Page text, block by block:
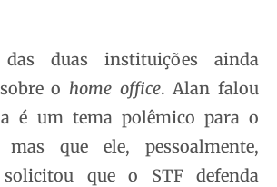
das duas instituições ainda
o home office. Alan falou
é um tema polêmico para o
mas que ele, pessoalmente,
solicitou que o STF defenda